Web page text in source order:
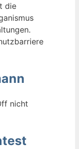
die
nicht